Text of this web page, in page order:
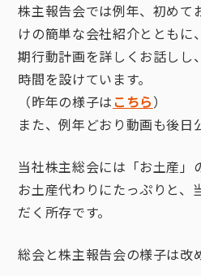
株主報告会では例年、初めて
けの簡単な会社紹介とともに
期行動計画を詳しくお話しし
時間を設けています。
（昨年の様子はこちら）
また、例年どおり動画も後日
当社株主総会には「お土産」
お土産代わりにたっぷりと、
だく所存です。
総会と株主報告会の様子は改